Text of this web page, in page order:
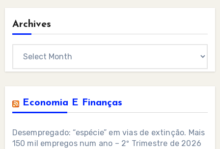
Archives
Economia E Finanças
Desempregado: “espécie” em vias de extinção. Mais
150 mil empregos num ano – 2º Trimestre de 2026